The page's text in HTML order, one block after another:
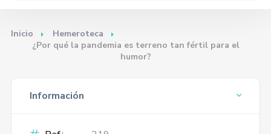
Inicio
Hemeroteca
¿Por qué la pandemia es terreno tan fértil para el
humor?
Información